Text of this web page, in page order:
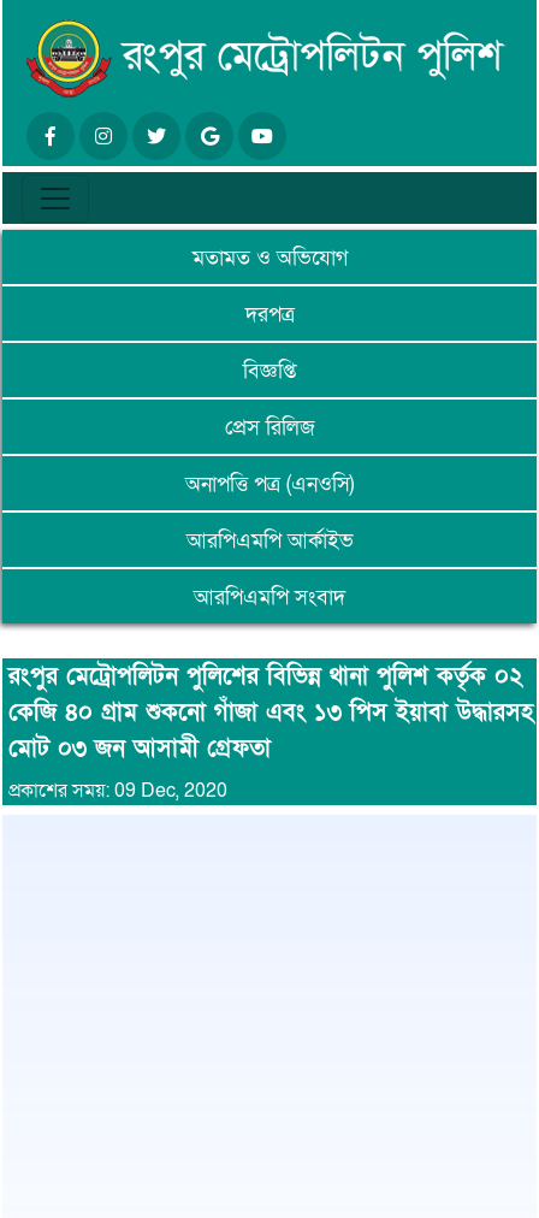
মতামত ও অভিযোগ
দরপত্র
বিজ্ঞপ্তি
প্রেস রিলিজ
অনাপত্তি পত্র (এনওসি)
আরপিএমপি আর্কাইভ
আরপিএমপি সংবাদ
রংপুর মেট্রোপলিটন পুলিশের বিভিন্ন থানা পুলিশ কর্তৃক ০২
কেজি ৪০ গ্রাম শুকনো গাঁজা এবং ১৩ পিস ইয়াবা উদ্ধারসহ
মোট ০৩ জন আসামী গ্রেফতা
প্রকাশের সময়: 09 Dec, 2020